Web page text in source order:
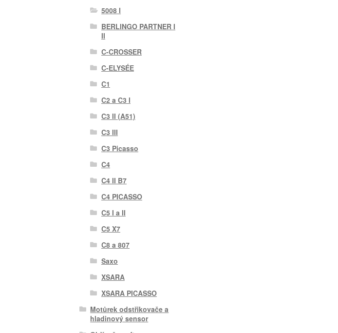
5008 I
BERLINGO PARTNER I
II
C-CROSSER
C-ELYSÉE
C1
C2 a C3 I
C3 II (A51)
C3 III
C3 Picasso
C4
C4 II B7
C4 PICASSO
C5 I a II
C5 X7
C8 a 807
Saxo
XSARA
XSARA PICASSO
Motůrek odstřikovače a
hladinový sensor